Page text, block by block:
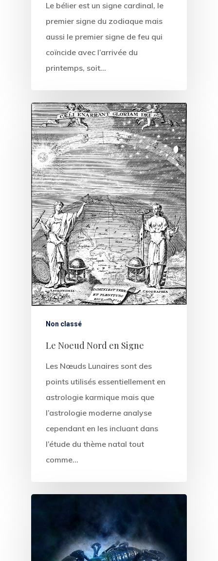
Le bélier est un signe cardinal, le
premier signe du zodiaque mais
aussi le premier signe de feu qui
coïncide avec l’arrivée du
printemps, soit…
Non classé
Le Noeud Nord en Signe
Les Nœuds Lunaires sont des
points utilisés essentiellement en
astrologie karmique mais que
l’astrologie moderne analyse
cependant en les incluant dans
l’étude du thème natal tout
comme…
T:+216 (0)40 3629
E: